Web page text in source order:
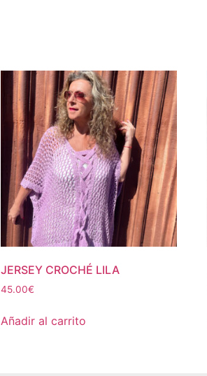
JERSEY CROCHÉ LILA
45.00€
Añadir al carrito